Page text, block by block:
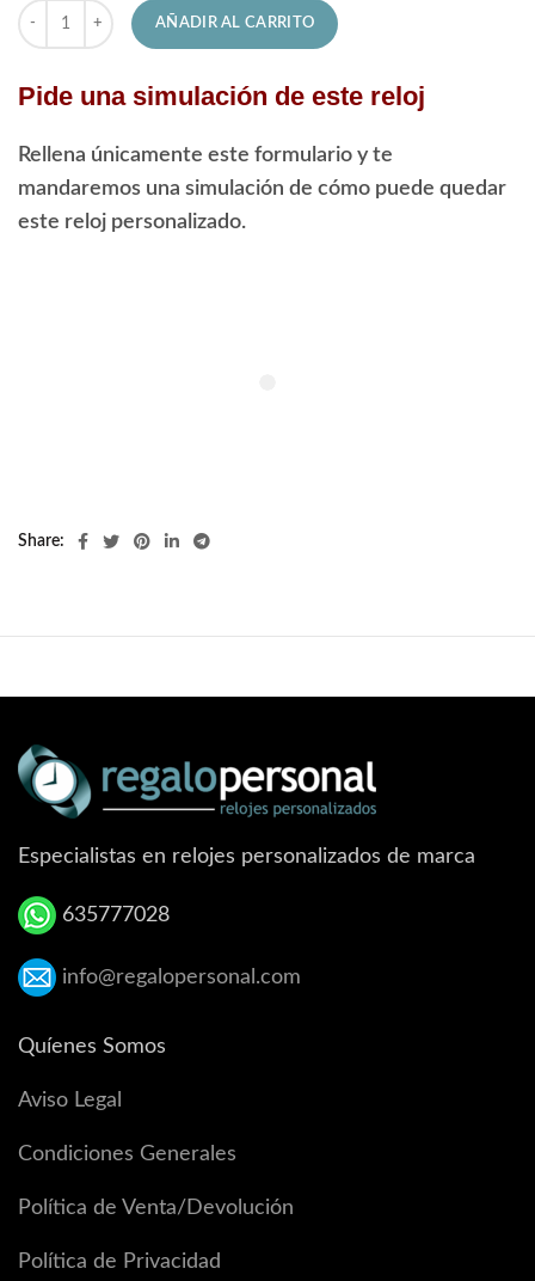
F16760/4 Reloj Festina Personalizado Guardia Civil cantidad
AÑADIR AL CARRITO
Pide una simulación de este reloj
Rellena únicamente este formulario y te
mandaremos una simulación de cómo puede quedar
este reloj personalizado.
Share
Especialistas en relojes personalizados de marca
635777028
info@regalopersonal.com
Quíenes Somos
Aviso Legal
Condiciones Generales
Política de Venta/Devolución
Política de Privacidad